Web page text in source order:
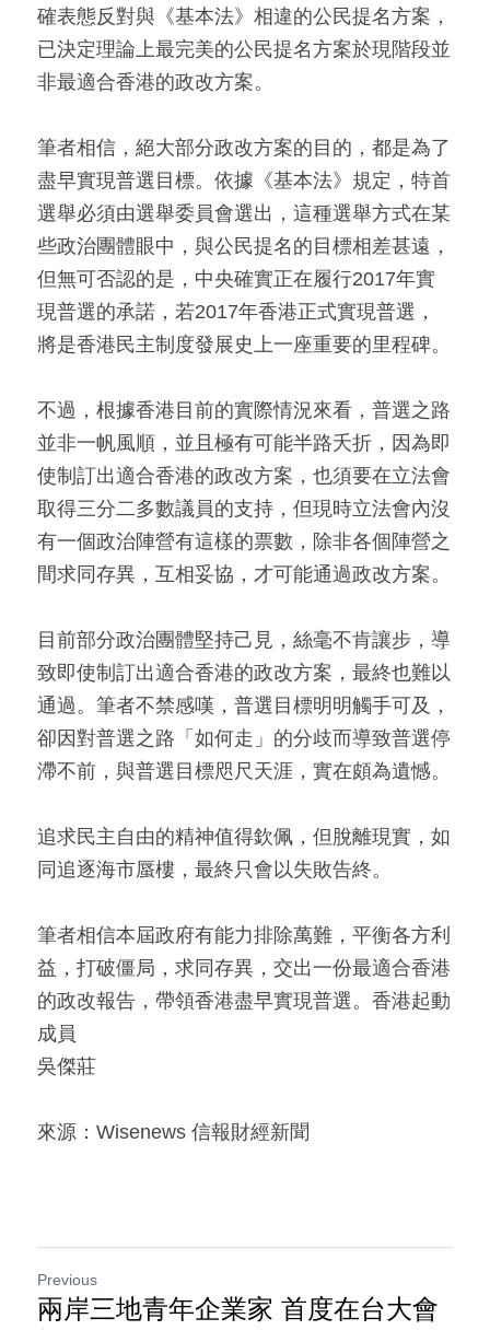
確表態反對與《基本法》相違的公民提名方案，
已決定理論上最完美的公民提名方案於現階段並
非最適合香港的政改方案。
筆者相信，絕大部分政改方案的目的，都是為了
盡早實現普選目標。依據《基本法》規定，特首
選舉必須由選舉委員會選出，這種選舉方式在某
些政治團體眼中，與公民提名的目標相差甚遠，
但無可否認的是，中央確實正在履行2017年實
現普選的承諾，若2017年香港正式實現普選，
將是香港民主制度發展史上一座重要的里程碑。
不過，根據香港目前的實際情況來看，普選之路
並非一帆風順，並且極有可能半路夭折，因為即
使制訂出適合香港的政改方案，也須要在立法會
取得三分二多數議員的支持，但現時立法會內沒
有一個政治陣營有這樣的票數，除非各個陣營之
間求同存異，互相妥協，才可能通過政改方案。
目前部分政治團體堅持己見，絲毫不肯讓步，導
致即使制訂出適合香港的政改方案，最終也難以
通過。筆者不禁感嘆，普選目標明明觸手可及，
卻因對普選之路「如何走」的分歧而導致普選停
滯不前，與普選目標咫尺天涯，實在頗為遺憾。
追求民主自由的精神值得欽佩，但脫離現實，如
同追逐海市蜃樓，最終只會以失敗告終。
筆者相信本屆政府有能力排除萬難，平衡各方利
益，打破僵局，求同存異，交出一份最適合香港
的政改報告，帶領香港盡早實現普選。香港起動
成員
吳傑莊
來源：Wisenews 信報財經新聞
Previous
兩岸三地青年企業家 首度在台大會